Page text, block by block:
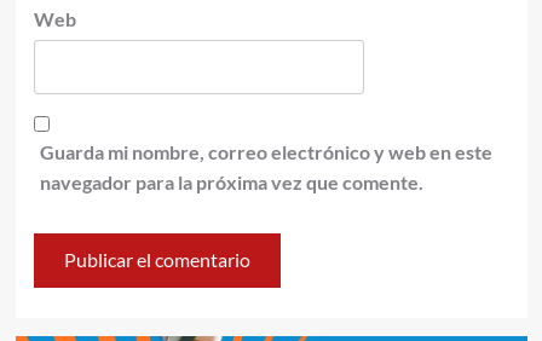
Web
Guarda mi nombre, correo electrónico y web en este
navegador para la próxima vez que comente.